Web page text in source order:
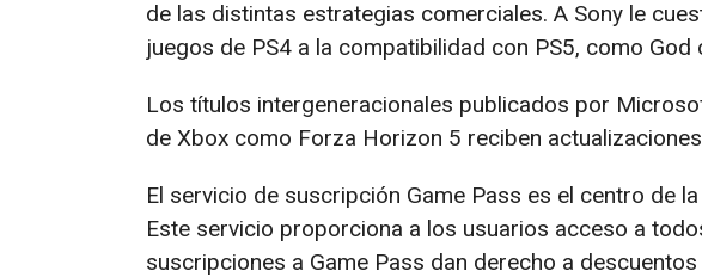
de las distintas estrategias comerciales. A Sony le
juegos de PS4 a la compatibilidad con PS5, como God
Los títulos intergeneracionales publicados por
de Xbox como Forza Horizon 5 reciben
El servicio de suscripción Game Pass es el centro de
Este servicio proporciona a los usuarios acceso a
suscripciones a Game Pass dan derecho a